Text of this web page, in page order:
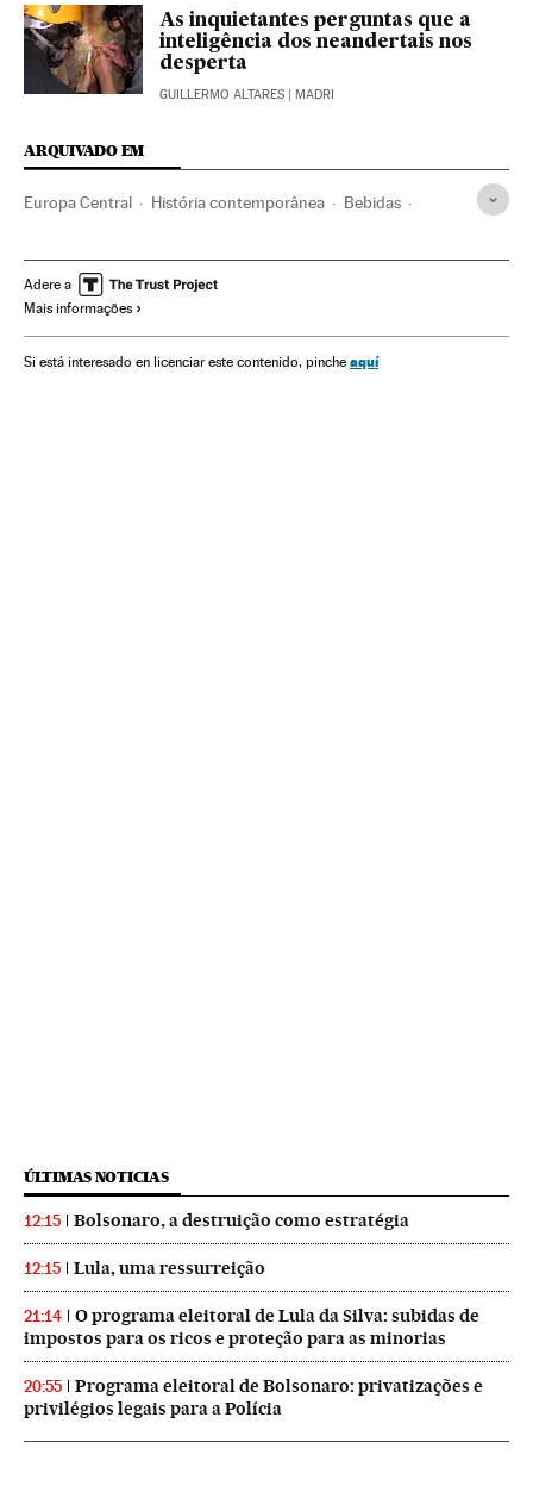
As inquietantes perguntas que a
inteligência dos neandertais nos
desperta
GUILLERMO ALTARES | MADRI
ARQUIVADO EM
Europa Central História contemporânea Bebidas
Indústria Siglo XIX Ginebra
Alemanha
Bebidas alcoólicas
Adere a
Mais informações
Si está interesado en licenciar este contenido, pinche aquí
ÚLTIMAS NOTICIAS
12:15 Bolsonaro, a destruição como estratégia
12:15 Lula, uma ressurreição
21:14
O programa eleitoral de Lula da Silva: subidas de
impostos para os ricos e proteção para as minorias
20:55
Programa eleitoral de Bolsonaro: privatizações e
privilégios legais para a Polícia